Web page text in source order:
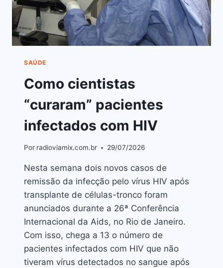
SAÚDE
Como cientistas
“curaram” pacientes
infectados com HIV
Por radioviamix.com.br 29/07/2026
Nesta semana dois novos casos de
remissão da infecção pelo vírus HIV após
transplante de células-tronco foram
anunciados durante a 26ª Conferência
Internacional da Aids, no Rio de Janeiro.
Com isso, chega a 13 o número de
pacientes infectados com HIV que não
tiveram vírus detectados no sangue após